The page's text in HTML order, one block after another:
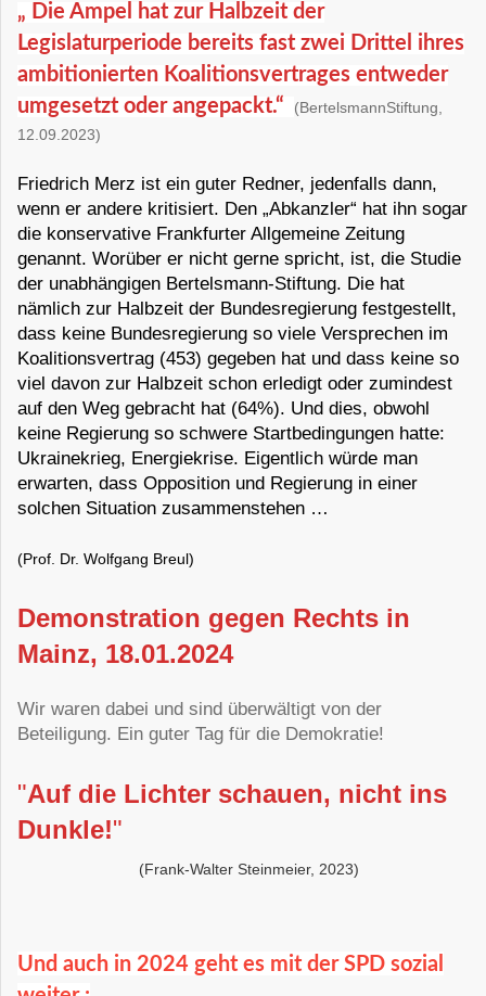
„ Die Ampel hat zur Halbzeit der
Legislaturperiode bereits fast zwei Drittel ihres
ambitionierten Koalitionsvertrages entweder
umgesetzt oder angepackt.“
(BertelsmannStiftung,
12.09.2023)
Friedrich Merz ist ein guter Redner, jedenfalls dann,
wenn er andere kritisiert. Den „Abkanzler“ hat ihn sogar
die konservative Frankfurter Allgemeine Zeitung
genannt. Worüber er nicht gerne spricht, ist, die Studie
der unabhängigen Bertelsmann-Stiftung. Die hat
nämlich zur Halbzeit der Bundesregierung festgestellt,
dass keine Bundesregierung so viele Versprechen im
Koalitionsvertrag (453) gegeben hat und dass keine so
viel davon zur Halbzeit schon erledigt oder zumindest
auf den Weg gebracht hat (64%). Und dies, obwohl
keine Regierung so schwere Startbedingungen hatte:
Ukrainekrieg, Energiekrise. Eigentlich würde man
erwarten, dass Opposition und Regierung in einer
solchen Situation zusammenstehen …
(Prof. Dr. Wolfgang Breul)
Demonstration gegen Rechts in
Mainz, 18.01.2024
Wir waren dabei und sind überwältigt von der
Beteiligung. Ein guter Tag für die Demokratie!
"Auf die Lichter schauen, nicht ins
Dunkle!"
(Frank-Walter Steinmeier, 2023)
Und auch in 2024 geht es mit der SPD sozial